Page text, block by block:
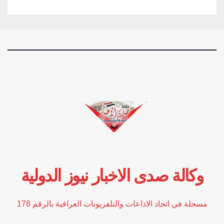
وكالة صدى الاخبار نيوز الدولية
مسجلة في اتحاد الاذاعات والتلفزيونات العراقية بالرقم 178